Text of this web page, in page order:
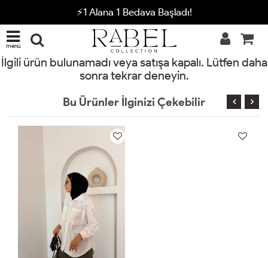
⚡1 Alana 1 Bedava Başladı!
menü
İlgili ürün bulunamadı veya satışa kapalı. Lütfen daha
sonra tekrar deneyin.
Bu Ürünler İlginizi Çekebilir